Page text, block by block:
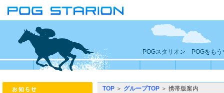
POGスタリオン POGをもう
TOP ＞ グループTOP ＞ 携帯版案内